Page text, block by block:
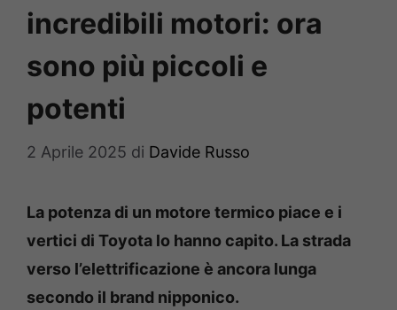
incredibili motori: ora
sono più piccoli e
potenti
2 Aprile 2025 di Davide Russo
La potenza di un motore termico piace e i
vertici di Toyota lo hanno capito. La strada
verso l’elettrificazione è ancora lunga
secondo il brand nipponico.